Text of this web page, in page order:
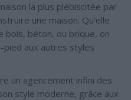
la plus plébiscitée par
une maison. Qu’elle
bois, béton, ou brique, on
pied aux autres styles
un agencement infini des
style moderne, grâce aux